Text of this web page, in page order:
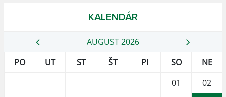
KALENDÁR
AUGUST 2026
PO
UT ST ŠT PI SO
NE
01
02